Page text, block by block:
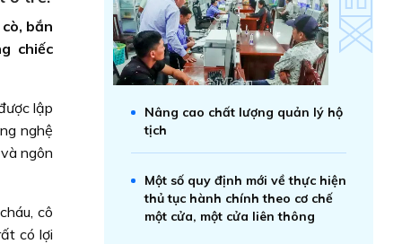
bắn
chiếc
lập
nghệ
ngôn
cô
có lợi
Nâng cao chất lượng quản lý hộ
tịch
Một số quy định mới về thực hiện
thủ tục hành chính theo cơ chế
một cửa, một cửa liên thông